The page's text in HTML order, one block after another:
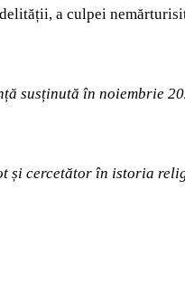
a culpei
susținută în noiembrie
și cercetător în istoria